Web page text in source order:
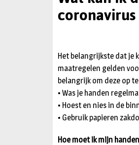
Het belangrijkste dat je
maatregelen gelden
belangrijk om deze op
• Was je handen
• Hoest en nies in de
• Gebruik papieren
Hoe moet ik mijn